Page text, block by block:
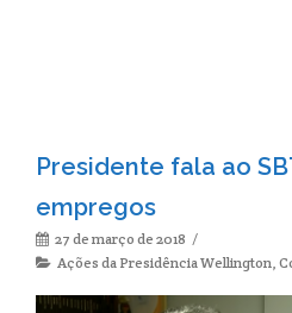
Presidente fala ao
empregos
27 de março de 2018
Ações da Presidência Wellington,